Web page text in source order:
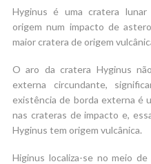
Hyginus é uma cratera
origem num impacto de
maior cratera de origem
O aro da cratera Hyginus
externa circundante,
existência de borda externa é
nas crateras de impacto e,
Hyginus tem origem vulcânica.
Higinus localiza-se no meio